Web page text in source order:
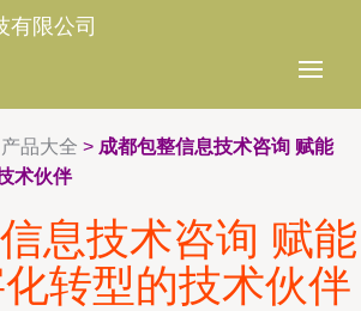
有限公司
产品大全 > 成都包整信息技术咨询 赋能
术伙伴
息技术咨询 赋能
转型的技术伙伴